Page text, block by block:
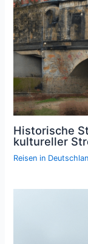
Historische
kultureller
Reisen in